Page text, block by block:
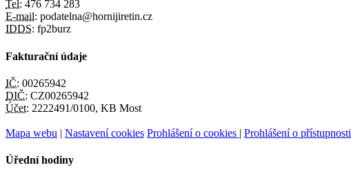
Tel: 476 734 283
E-mail: podatelna@hornijiretin.cz
IDDS: fp2burz
Fakturační údaje
IČ: 00265942
DIČ: CZ00265942
Účet: 2222491/0100, KB Most
Mapa webu | Nastavení cookies Prohlášení o cookies | Prohlášení o přístupnosti
Úřední hodiny